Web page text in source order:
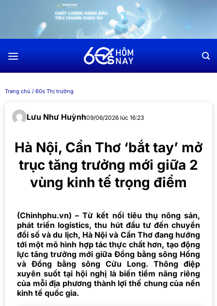
dung
Trang chủ / 60s Thị trường
Lưu Như Huỳnh09/06/2026 lúc 16:23
Hà Nội, Cần Thơ ‘bắt tay’ mở
trục tăng trưởng mới giữa 2
vùng kinh tế trọng điểm
(Chinhphu.vn) – Từ kết nối tiêu thụ nông sản,
phát triển logistics, thu hút đầu tư đến chuyển
đổi số và du lịch, Hà Nội và Cần Thơ đang hướng
tới một mô hình hợp tác thực chất hơn, tạo động
lực tăng trưởng mới giữa Đồng bằng sông Hồng
và Đồng bằng sông Cửu Long. Thông điệp
xuyên suốt tại hội nghị là biến tiềm năng riêng
của mỗi địa phương thành lợi thế chung của nền
kinh tế quốc gia.